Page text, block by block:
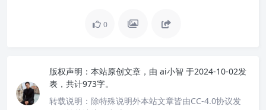
0
版权声明： 本站原创文章，由 ai小智 于2024-10-02发
表，共计973字。
转载说明： 除特殊说明外本站文章皆由CC-4.0协议发